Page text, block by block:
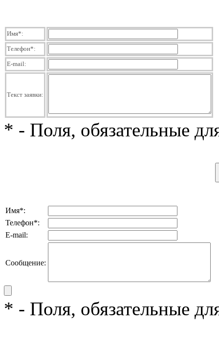
Имя*:
Телефон*:
E-mail:
Текст заявки:
* - Поля, обязательные
Имя*:
Телефон*:
E-mail:
Сообщение:
* - Поля, обязательные